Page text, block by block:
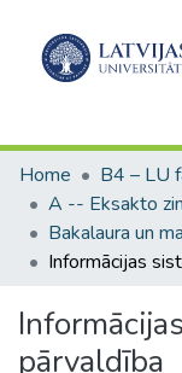
Home
pārvaldība